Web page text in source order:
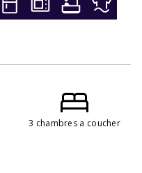
3 chambres a coucher